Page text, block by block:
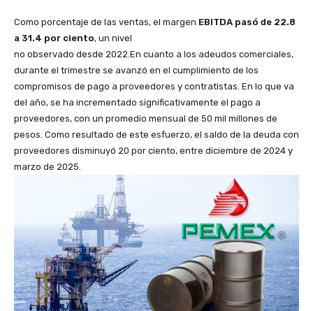
Como porcentaje de las ventas, el margen EBITDA pasó de 22.8
a 31.4 por ciento, un nivel
no observado desde 2022.En cuanto a los adeudos comerciales,
durante el trimestre se avanzó en el cumplimiento de los
compromisos de pago a proveedores y contratistas. En lo que va
del año, se ha incrementado significativamente el pago a
proveedores, con un promedio mensual de 50 mil millones de
pesos. Como resultado de este esfuerzo, el saldo de la deuda con
proveedores disminuyó 20 por ciento, entre diciembre de 2024 y
marzo de 2025.